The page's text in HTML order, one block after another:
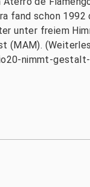
fand schon
unter freiem
(MAM).
nimmt-gestalt-